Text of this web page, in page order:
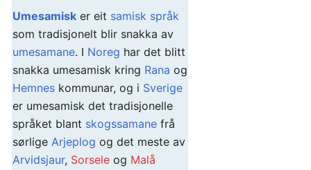
Umesamisk er eit samisk språk
som tradisjonelt blir snakka av
umesamane. I Noreg har det blitt
snakka umesamisk kring Rana og
Hemnes kommunar, og i Sverige
er umesamisk det tradisjonelle
språket blant skogssamane frå
sørlige Arjeplog og det meste av
Arvidsjaur, Sorsele og Malå